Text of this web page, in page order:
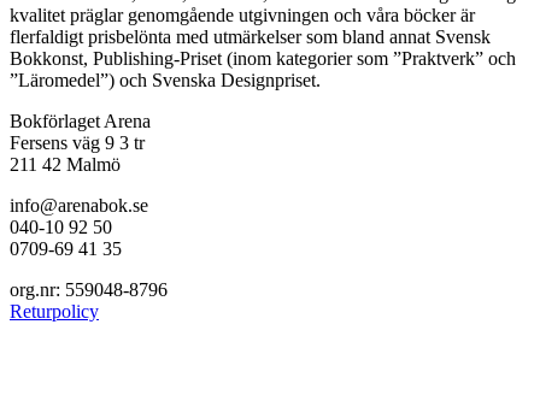
kvalitet präglar genomgående utgivningen och våra böcker är
flerfaldigt prisbelönta med utmärkelser som bland annat Svensk
Bokkonst, Publishing-Priset (inom kategorier som ”Praktverk” och
”Läromedel”) och Svenska Designpriset.
Bokförlaget Arena
Fersens väg 9 3 tr
211 42 Malmö
info@arenabok.se
040-10 92 50
0709-69 41 35
org.nr: 559048-8796
Returpolicy